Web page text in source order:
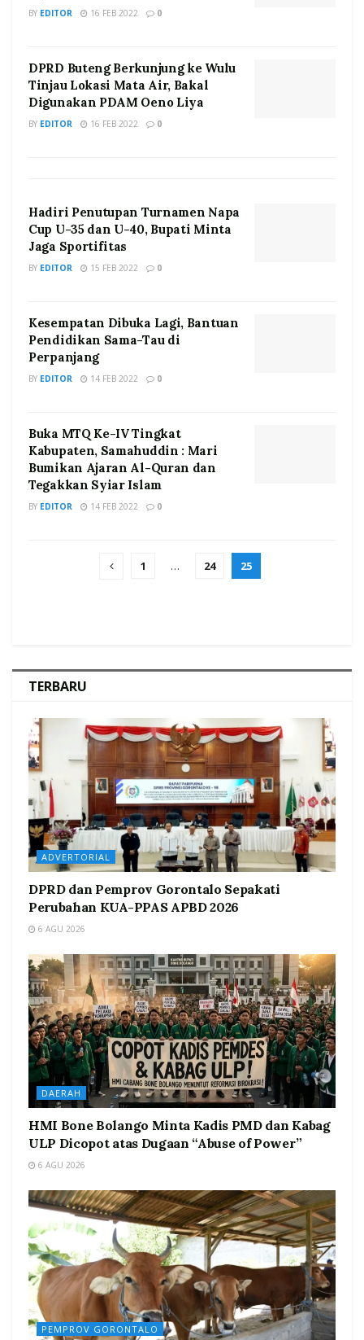
BY EDITOR 16 FEB 2022 0
DPRD Buteng Berkunjung ke Wulu
Tinjau Lokasi Mata Air, Bakal
Digunakan PDAM Oeno Liya
BY EDITOR 16 FEB 2022 0
Hadiri Penutupan Turnamen Napa
Cup U-35 dan U-40, Bupati Minta
Jaga Sportifitas
BY EDITOR 15 FEB 2022 0
Kesempatan Dibuka Lagi, Bantuan
Pendidikan Sama-Tau di
Perpanjang
BY EDITOR 14 FEB 2022 0
Buka MTQ Ke-IV Tingkat
Kabupaten, Samahuddin : Mari
Bumikan Ajaran Al-Quran dan
Tegakkan Syiar Islam
BY EDITOR 14 FEB 2022 0
1 … 24 25
TERBARU
ADVERTORIAL
DPRD dan Pemprov Gorontalo Sepakati
Perubahan KUA-PPAS APBD 2026
6 AGU 2026
DAERAH
HMI Bone Bolango Minta Kadis PMD dan Kabag
ULP Dicopot atas Dugaan “Abuse of Power”
6 AGU 2026
PEMPROV GORONTALO